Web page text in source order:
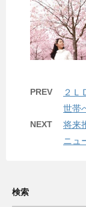
PREV
２Ｌ
世帯
NEXT 将来
ニュ
検索